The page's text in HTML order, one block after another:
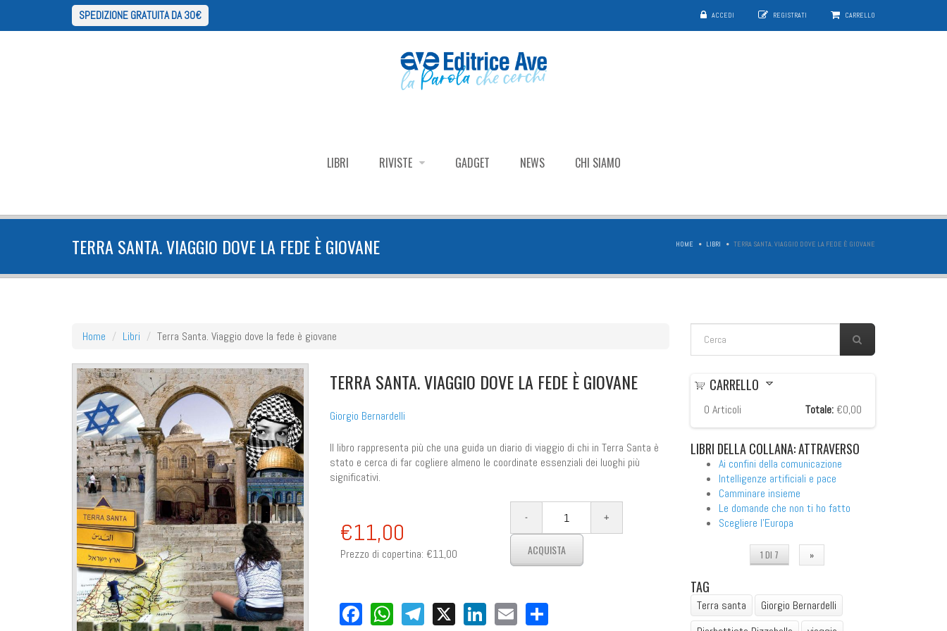
SPEDIZIONE GRATUITA DA 30€ ACCEDI REGISTRATI CARRELLO
LIBRI RIVISTE GADGET NEWS CHI SIAMO
TERRA SANTA. VIAGGIO DOVE LA FEDE È GIOVANE HOME LIBRI TERRA SANTA. VIAGGIO DOVE LA FEDE È GIOVANE
Home Libri Terra Santa. Viaggio dove la fede è giovane FORM DI RICERCA
TERRA SANTA. VIAGGIO DOVE LA FEDE È GIOVANE
Giorgio Bernardelli
Il libro rappresenta più che una guida un diario di viaggio di chi in Terra Santa è
stato e cerca di far cogliere almeno le coordinate essenziali dei luoghi più
significativi.
€11,00
Prezzo di copertina: €11,00
Facebook
WhatsApp
Telegram
X LinkedIn
EmailShare
CARRELLO
0 Articoli Totale: €0,00
LIBRI DELLA COLLANA: ATTRAVERSO
Ai confini della comunicazione
Intelligenze artificiali e pace
Camminare insieme
Le domande che non ti ho fatto
Scegliere l'Europa
1 DI 7 »
TAG
Terra santa
Giorgio Bernardelli